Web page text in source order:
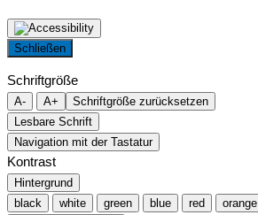
Schließen
Schriftgröße
A- A+
Schriftgröße zurücksetzen
Lesbare Schrift
Navigation mit der Tastatur
Kontrast
Hintergrund
black
white green blue red orange